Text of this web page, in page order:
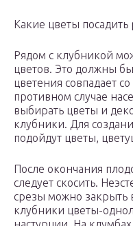
Какие цветы
Рядом с клубникой
цветов. Это должны
цветения совпадает
противном случае
выбирать цветы и
клубники. Для
подойдут цветы,
После окончания
следует скосить.
срезы можно закрыть
клубники цветы-